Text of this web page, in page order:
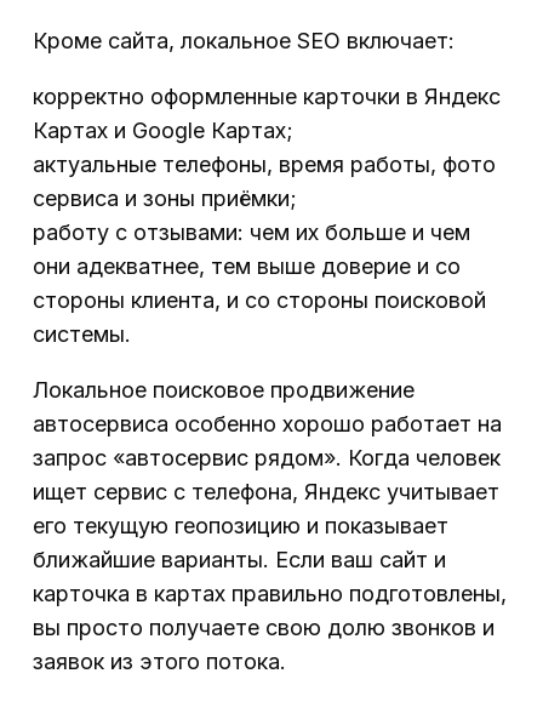
Кроме сайта, локальное SEO включает:
корректно оформленные карточки в Яндекс
Картах и Google Картах;
актуальные телефоны, время работы, фото
сервиса и зоны приёмки;
работу с отзывами: чем их больше и чем
они адекватнее, тем выше доверие и со
стороны клиента, и со стороны поисковой
системы.
Локальное поисковое продвижение
автосервиса особенно хорошо работает на
запрос «автосервис рядом». Когда человек
ищет сервис с телефона, Яндекс учитывает
его текущую геопозицию и показывает
ближайшие варианты. Если ваш сайт и
карточка в картах правильно подготовлены,
вы просто получаете свою долю звонков и
заявок из этого потока.